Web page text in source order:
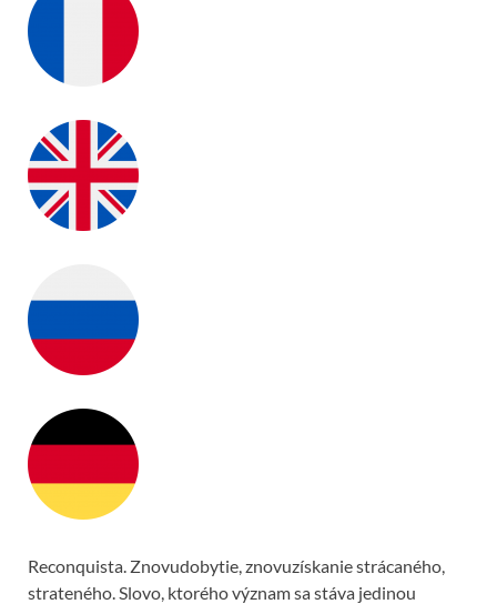
Reconquista. Znovudobytie, znovuzískanie strácaného,
strateného. Slovo, ktorého význam sa stáva jedinou